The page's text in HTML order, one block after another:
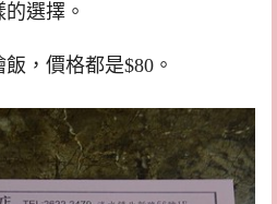
選擇。
，價格都是$80。